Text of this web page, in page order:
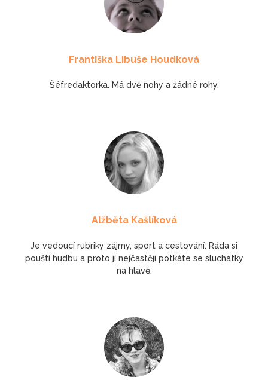
Františka Libuše Houdková
Šéfredaktorka. Má dvě nohy a žádné rohy.
Alžběta Kašlíková
Je vedoucí rubriky zájmy, sport a cestování. Ráda si
pouští hudbu a proto jí nejčastěji potkáte se sluchátky
na hlavě.